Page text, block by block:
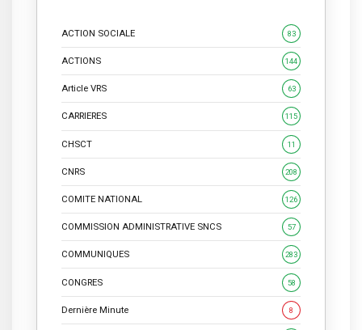
ACTION SOCIALE 83
ACTIONS 144
Article VRS 63
CARRIERES 115
CHSCT 11
CNRS 208
COMITE NATIONAL 126
COMMISSION ADMINISTRATIVE SNCS 57
COMMUNIQUES 283
CONGRES 58
Dernière Minute 8